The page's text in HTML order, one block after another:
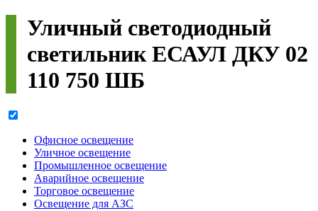
Уличный светодиодный
светильник ЕСАУЛ ДКУ 02
110 750 ШБ
Офисное освещение
Уличное освещение
Промышленное освещение
Аварийное освещение
Торговое освещение
Освещение для АЗС